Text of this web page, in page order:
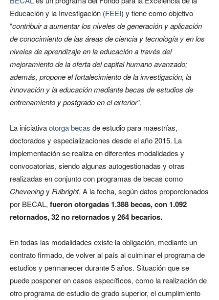
Educación y la Investigación (FEEI) y tiene como objetivo
“contribuir a aumentar los niveles de generación y aplicación
de conocimiento de las áreas de ciencia y tecnología y en los
niveles de aprendizaje en la educación a través del
mejoramiento de la oferta del capital humano avanzado;
además, propone el fortalecimiento de la investigación, la
innovación y la educación mediante becas de estudios de
entrenamiento y postgrado en el exterior”.
La iniciativaotorga becas de estudio para maestrías,
doctorados y especializaciones desde el año 2015. La
implementación se realiza en diferentes modalidades y
convocatorias, siendo algunas autogestionadas y otras
realizadas en conjunto con programas de becas como
Cheveningy Fulbright. A la fecha, según datos proporcionados
por BECAL, fueron otorgadas 1.388 becas, con 1.092
retornados, 32 no retornados y 264 becarios.
En todas las modalidades existe la obligación, mediante un
contrato firmado, de volver al país al culminar el programa de
estudios y permanecer durante 5 años. Situación que se
puede posponer en casos específicos, como la realización de
otro programa de estudio de grado superior, el cumplimiento